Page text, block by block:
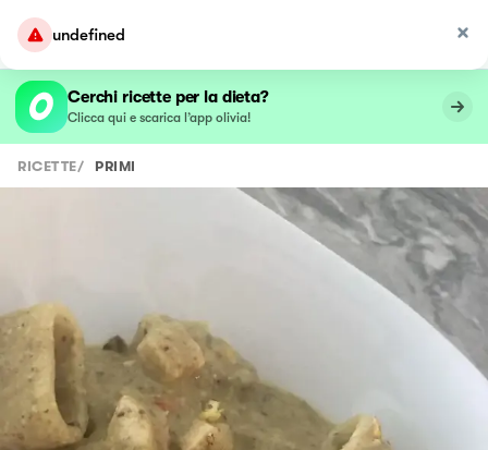
undefined
Cerchi ricette per la dieta?
Clicca qui e scarica l’app olivia!
RICETTE/ PRIMI